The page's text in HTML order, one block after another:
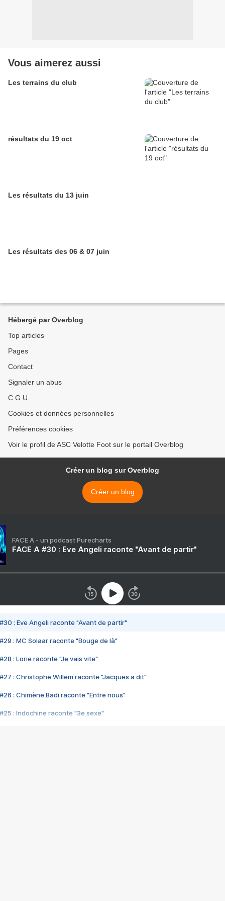
Vous aimerez aussi
Les terrains du club
résultats du 19 oct
Les résultats du 13 juin
Les résultats des 06 & 07 juin
Hébergé par Overblog
Top articles
Pages
Contact
Signaler un abus
C.G.U.
Cookies et données personnelles
Préférences cookies
Voir le profil de ASC Velotte Foot sur le portail Overblog
Créer un blog sur Overblog
Créer un blog
FACE A - un podcast Purecharts
FACE A #30 : Eve Angeli raconte "Avant de partir"
#30 : Eve Angeli raconte "Avant de partir"
#29 : MC Solaar raconte "Bouge de là"
#28 : Lorie raconte "Je vais vite"
#27 : Christophe Willem raconte "Jacques a dit"
#26 : Chimène Badi raconte "Entre nous"
#25 : Indochine raconte "3e sexe"